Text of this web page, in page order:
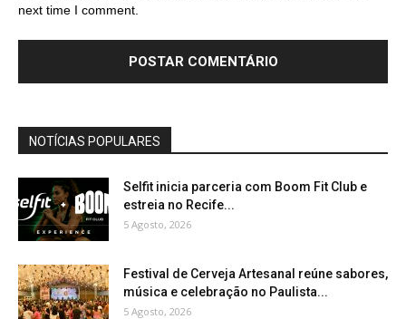
next time I comment.
NOTÍCIAS POPULARES
Selfit inicia parceria com Boom Fit Club e
estreia no Recife...
5 Agosto, 2026
Festival de Cerveja Artesanal reúne sabores,
música e celebração no Paulista...
5 Agosto, 2026